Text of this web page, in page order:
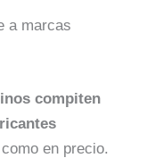
a marcas
compiten
en precio.